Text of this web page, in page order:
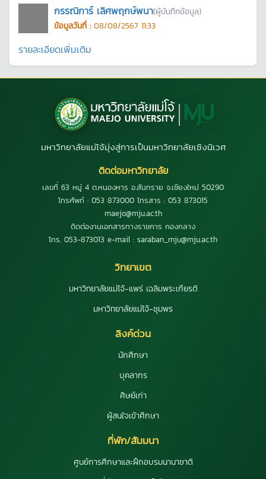
กรรณิการ์ เลิศพฤกษ์พนา(ผู้บันทึกข้อมูล)
ข้อมูลวันที่ : 08/08/2567 11:33
รายละเอียดเพิ่มเติม
มหาวิทยาลัยแม่โจ้มุ่งสู่การเป็นมหาวิทยาลัยเชิงนิเวศ
ติดต่อมหาวิทยาลัย
เลขที่ 63 หมู่ 4 ต.หนองหาร อ.สันทราย จ.เชียงใหม่ 50290
โทรศัพท์ : 053 873000 โทรสาร : 053 873015
maejo@mju.ac.th
ติดต่องานเอกสารทางราชการ กองกลาง
โทร. 053-873013 e-mail : saraban_mju@mju.ac.th
วิทยาเขต
มหาวิทยาลัยแม่โจ้-แพร่ เฉลิมพระเกียรติ
มหาวิทยาลัยแม่โจ้-ชุมพร
ลิงค์ด่วน
นักศึกษา
บุคลากร
ศิษย์เก่า
ผู้สนใจเข้าศึกษา
ที่พัก/สัมมนา
ศูนย์การศึกษาและฝึกอบรมนานาชาติ